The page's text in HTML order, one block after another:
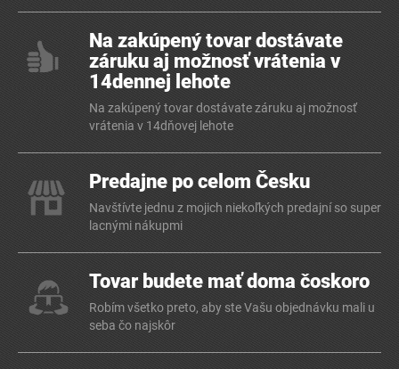
Na zakúpený tovar dostávate
záruku aj možnosť vrátenia v
14dennej lehote
Na zakúpený tovar dostávate záruku aj možnosť
vrátenia v 14dňovej lehote
Predajne po celom Česku
Navštívte jednu z mojich niekoľkých predajní so super
lacnými nákupmi
Tovar budete mať doma čoskoro
Robím všetko preto, aby ste Vašu objednávku mali u
seba čo najskôr